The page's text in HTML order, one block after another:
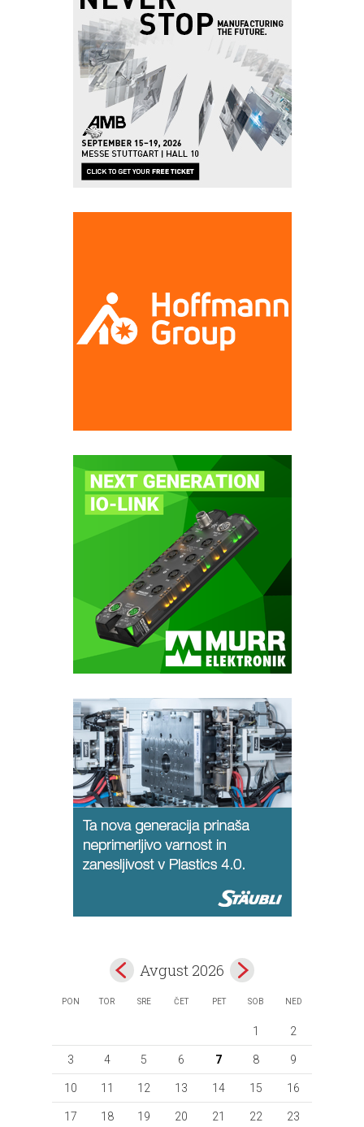
Avgust 2026
PON TOR SRE ČET PET SOB NED
1 2
3 4 5 6 7 8 9
10 11 12 13 14 15 16
17 18 19 20 21 22 23